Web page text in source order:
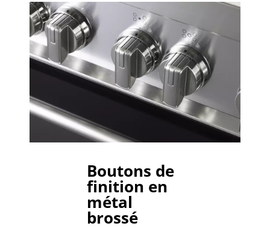
Boutons de
finition en
métal
brossé